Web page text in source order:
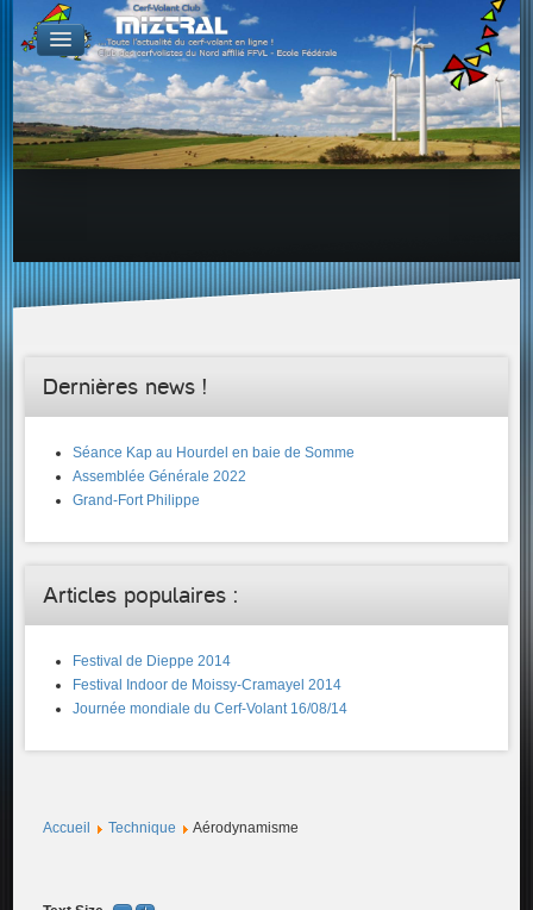
De par le monde
GALERIES
Galerie Photo
Galerie KAP
Galerie Vidéo
Proposer un lien sur votre site Web
Proposer un nouveau lien !
Dernières news !
Séance Kap au Hourdel en baie de Somme
Assemblée Générale 2022
Grand-Fort Philippe
Articles populaires :
Festival de Dieppe 2014
Festival Indoor de Moissy-Cramayel 2014
Journée mondiale du Cerf-Volant 16/08/14
Accueil Technique Aérodynamisme